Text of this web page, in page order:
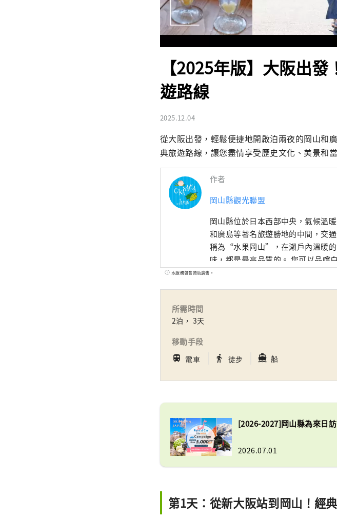
【2025年版】大阪出
遊路線
2025.12.04
從大阪出發，輕鬆便捷地開啟泊兩夜的岡山和
典旅遊路線，讓您盡情享受歷史文化、美景和
作者
岡山縣觀光聯盟
岡山縣位於日本西部中央，氣候溫
和廣島等著名旅遊勝地的中間，交通便利
稱為“水果岡山”，在瀨戶內溫暖的
味，都是最高品質的。 您可以品嚐白桃
世界級的旅遊景點，包括岡山城、
本服務包含贊助廣告。
所需時間
2泊， 3天
移動手段
train 電車 directions_walk 徒步 directions_boat 船
[2026-2027]岡山縣為來日
2026.07.01
第1天：從新大阪站到岡山！經